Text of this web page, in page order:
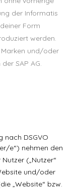
der Informatis
Form
werden.
Marken und/oder
SAP AG.
nach DSGVO
e“) nehmen den
(„Nutzer“
und/oder
„Website“ bzw.